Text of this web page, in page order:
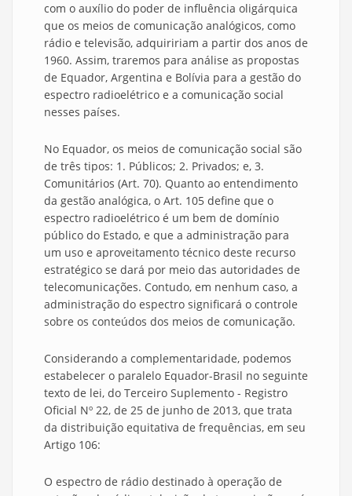
com o auxílio do poder de influência oligárquica
que os meios de comunicação analógicos, como
rádio e televisão, adquiririam a partir dos anos de
1960. Assim, traremos para análise as propostas
de Equador, Argentina e Bolívia para a gestão do
espectro radioelétrico e a comunicação social
nesses países.
No Equador, os meios de comunicação social são
de três tipos: 1. Públicos; 2. Privados; e, 3.
Comunitários (Art. 70). Quanto ao entendimento
da gestão analógica, o Art. 105 define que o
espectro radioelétrico é um bem de domínio
público do Estado, e que a administração para
um uso e aproveitamento técnico deste recurso
estratégico se dará por meio das autoridades de
telecomunicações. Contudo, em nenhum caso, a
administração do espectro significará o controle
sobre os conteúdos dos meios de comunicação.
Considerando a complementaridade, podemos
estabelecer o paralelo Equador-Brasil no seguinte
texto de lei, do Terceiro Suplemento - Registro
Oficial Nº 22, de 25 de junho de 2013, que trata
da distribuição equitativa de frequências, em seu
Artigo 106:
O espectro de rádio destinado à operação de